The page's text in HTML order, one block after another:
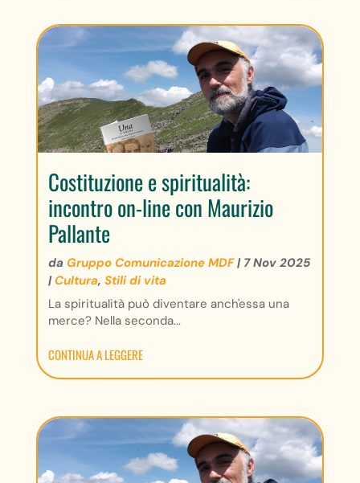
Costituzione e spiritualità:
incontro on-line con Maurizio
Pallante
da Gruppo Comunicazione MDF| 7 Nov 2025
| Cultura, Stili di vita
La spiritualità può diventare anch'essa una
merce? Nella seconda...
CONTINUA A LEGGERE